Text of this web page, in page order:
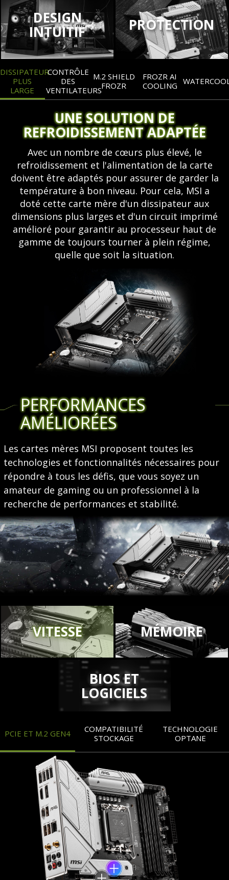
DESIGN
INTUITIF PROTECTION
DISSIPATEUR
PLUS
LARGE
CONTRÔLE
DES
VENTILATEURS
M.2 SHIELD
FROZR
FROZR AI
COOLING
UNE SOLUTION DE
REFROIDISSEMENT ADAPTÉE
Avec un nombre de cœurs plus élevé, le
refroidissement et l'alimentation de la carte
doivent être adaptés pour assurer de garder la
température à bon niveau. Pour cela, MSI a
doté cette carte mère d'un dissipateur aux
dimensions plus larges et d'un circuit imprimé
amélioré pour garantir au processeur haut de
gamme de toujours tourner à plein régime,
quelle que soit la situation.
PERFORMANCES
AMÉLIORÉES
Les cartes mères MSI proposent toutes les
technologies et fonctionnalités nécessaires pour
répondre à tous les défis, que vous soyez un
amateur de gaming ou un professionnel à la
recherche de performances et stabilité.
VITESSE MÉMOIRE
BIOS ET
LOGICIELS
PCIE ET M.2 GEN4
COMPATIBILITÉ
STOCKAGE
TECHNOLOGIE
OPTANE